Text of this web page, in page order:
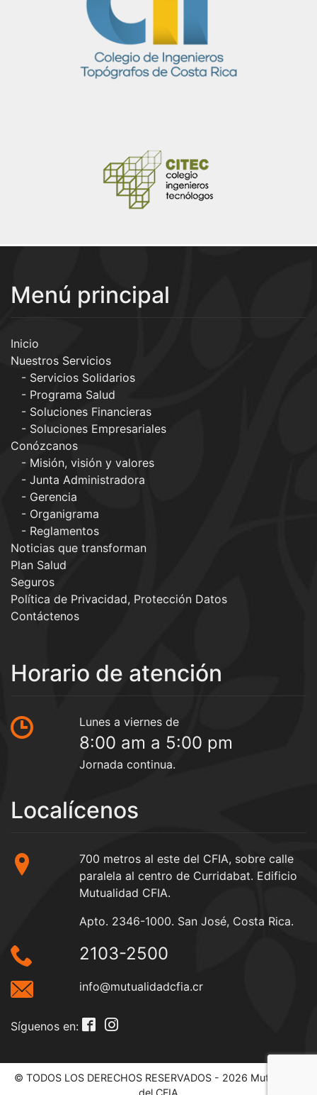
Menú principal
Inicio
Nuestros Servicios
Servicios Solidarios
Programa Salud
Soluciones Financieras
Soluciones Empresariales
Conózcanos
Misión, visión y valores
Junta Administradora
Gerencia
Organigrama
Reglamentos
Noticias que transforman
Plan Salud
Seguros
Política de Privacidad, Protección Datos
Contáctenos
Horario de atención
Lunes a viernes de
8:00 am a 5:00 pm
Jornada continua.
Localícenos
700 metros al este del CFIA, sobre calle
paralela al centro de Curridabat. Edificio
Mutualidad CFIA.
Apto. 2346-1000. San José, Costa Rica.
2103-2500
info@mutualidadcfia.cr
Síguenos en:
© TODOS LOS DERECHOS RESERVADOS - 2026 Mutualidad
del CFIA